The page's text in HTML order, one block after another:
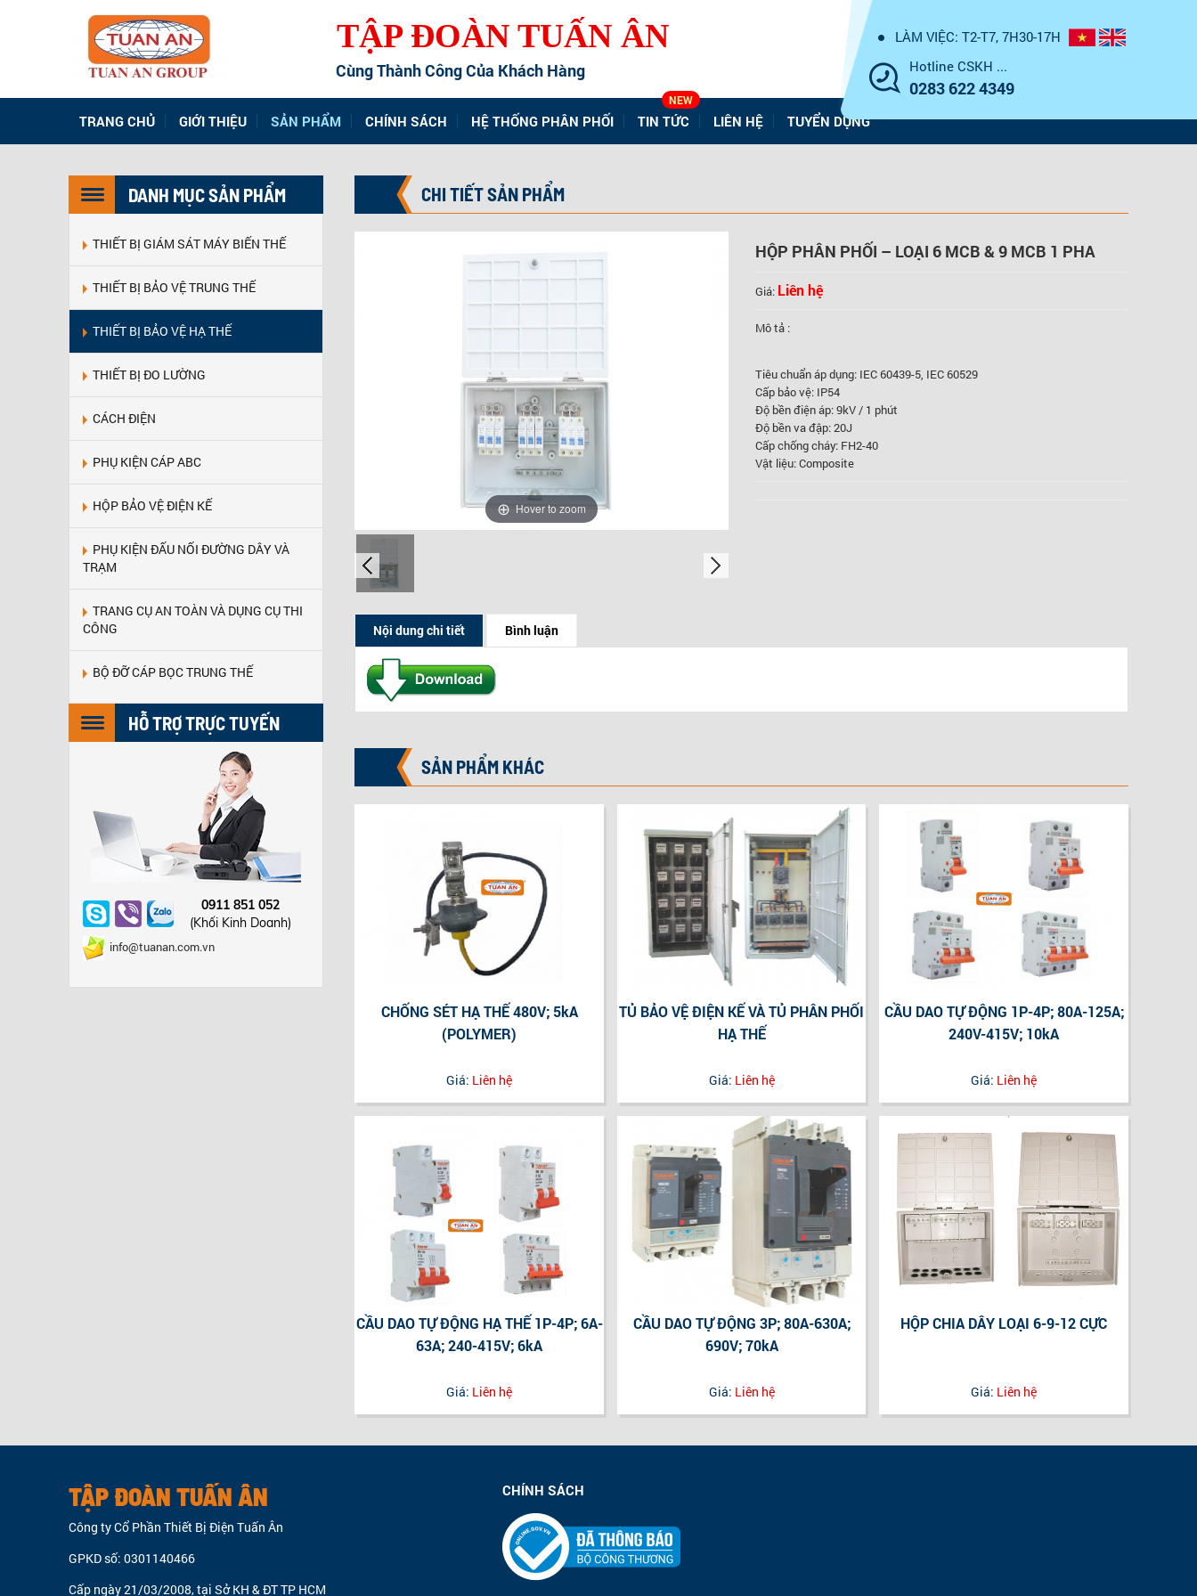
TẬP ĐOÀN TUẤN ÂN
Đồng Hành Cùng Thành Công Của Khách Hàng
LÀM VIỆC: T2-T7, 7H30-17H
Hotline CSKH ...
0283 622 4349
TRANG CHỦ GIỚI THIỆU SẢN PHẨM CHÍNH SÁCH HỆ THỐNG PHÂN PHỐI TIN TỨC
NEW
LIÊN HỆ TUYỂN DỤNG
DANH MỤC SẢN PHẨM
THIẾT BỊ GIÁM SÁT MÁY BIẾN THẾ
THIẾT BỊ BẢO VỆ TRUNG THẾ
THIẾT BỊ BẢO VỆ HẠ THẾ
THIẾT BỊ ĐO LƯỜNG
CÁCH ĐIỆN
PHỤ KIỆN CÁP ABC
HỘP BẢO VỆ ĐIỆN KẾ
PHỤ KIỆN ĐẤU NỐI ĐƯỜNG DÂY VÀ
TRẠM
TRANG CỤ AN TOÀN VÀ DỤNG CỤ THI
CÔNG
BỘ ĐỠ CÁP BỌC TRUNG THẾ
HỖ TRỢ TRỰC TUYẾN
0911 851 052
(Khối Kinh Doanh)
info@tuanan.com.vn
CHI TIẾT SẢN PHẨM
Hover to zoom
HỘP PHÂN PHỐI – LOẠI 6 MCB & 9 MCB 1 PHA
Giá: Liên hệ
Mô tả :
Tiêu chuẩn áp dụng: IEC 60439-5, IEC 60529
Cấp bảo vệ: IP54
Độ bền điện áp: 9kV / 1 phút
Độ bền va đập: 20J
Cấp chống cháy: FH2-40
Vật liệu: Composite
Nội dung chi tiết Bình luận
SẢN PHẨM KHÁC
CHỐNG SÉT HẠ THẾ 480V; 5kA
(POLYMER)
Giá: Liên hệ
TỦ BẢO VỆ ĐIỆN KẾ VÀ TỦ PHÂN PHỐI
HẠ THẾ
Giá: Liên hệ
CẦU DAO TỰ ĐỘNG 1P-4P; 80A-125A;
240V-415V; 10kA
Giá: Liên hệ
CẦU DAO TỰ ĐỘNG HẠ THẾ 1P-4P; 6A-
63A; 240-415V; 6kA
Giá: Liên hệ
CẦU DAO TỰ ĐỘNG 3P; 80A-630A;
690V; 70kA
Giá: Liên hệ
HỘP CHIA DÂY LOẠI 6-9-12 CỰC
Giá: Liên hệ
TẬP ĐOÀN TUẤN ÂN
Công ty Cổ Phần Thiết Bị Điện Tuấn Ân
GPKD số: 0301140466
Cấp ngày 21/03/2008, tại Sở KH & ĐT TP HCM
CHÍNH SÁCH